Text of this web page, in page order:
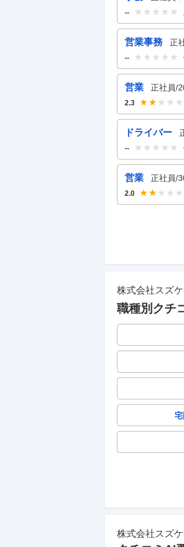
--
営業事務 正
--
営業 正社員/
2.3
ドライバー
--
営業 正社員/
2.0
株式会社スズ
職種別クチ
株式会社スズ